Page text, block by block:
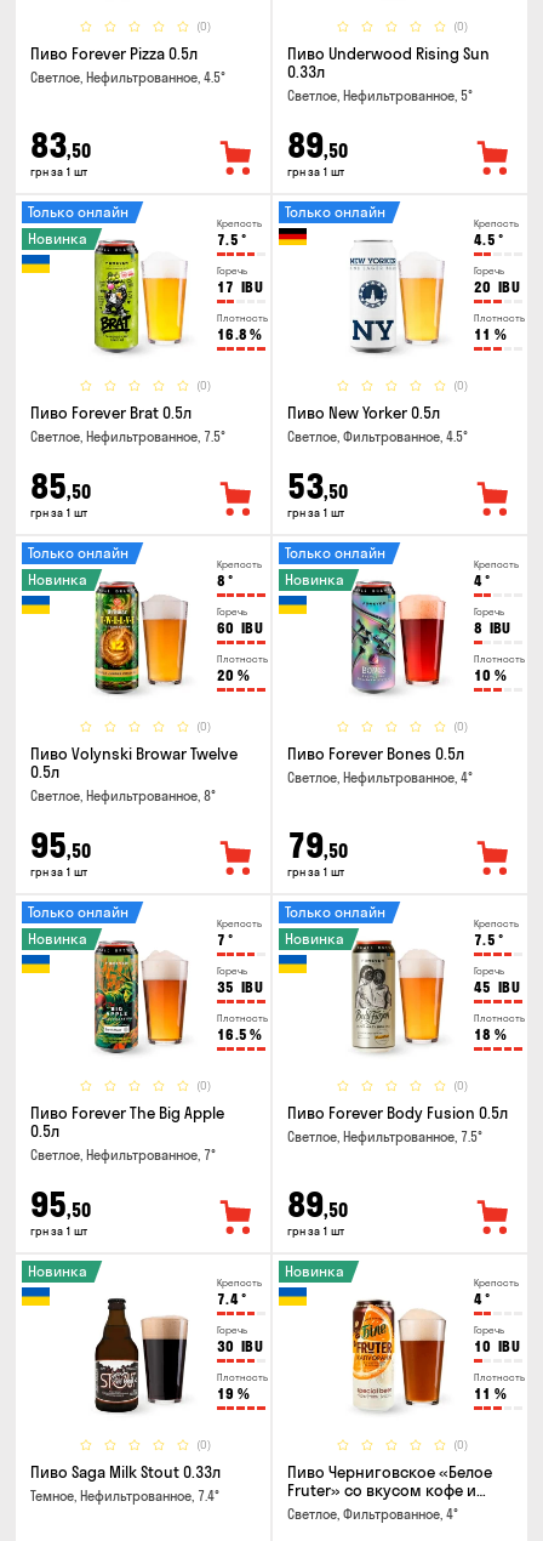
(0)
Пиво Forever Pizza 0.5л
Светлое, Нефильтрованное, 4.5°
83,50
грн за 1 шт
(0)
Пиво Underwood Rising Sun
0.33л
Светлое, Нефильтрованное, 5°
89,50
грн за 1 шт
Крепость
7.5 °
Горечь
17 IBU
Плотность
16.8 %
(0)
Только онлайн
Новинка
Пиво Forever Brat 0.5л
Светлое, Нефильтрованное, 7.5°
85,50
грн за 1 шт
Крепость
4.5 °
Горечь
20 IBU
Плотность
11 %
(0)
Только онлайн
Пиво New Yorker 0.5л
Светлое, Фильтрованное, 4.5°
53,50
грн за 1 шт
Крепость
8 °
Горечь
60 IBU
Плотность
20 %
(0)
Только онлайн
Новинка
Пиво Volynski Browar Twelve
0.5л
Светлое, Нефильтрованное, 8°
95,50
грн за 1 шт
Крепость
4°
Горечь
8 IBU
Плотность
10 %
(0)
Только онлайн
Новинка
Пиво Forever Bones 0.5л
Светлое, Нефильтрованное, 4°
79,50
грн за 1 шт
Крепость
7 °
Горечь
35 IBU
Плотность
16.5 %
(0)
Только онлайн
Новинка
Пиво Forever The Big Apple
0.5л
Светлое, Нефильтрованное, 7°
95,50
грн за 1 шт
Крепость
7.5 °
Горечь
45 IBU
Плотность
18 %
(0)
Только онлайн
Новинка
Пиво Forever Body Fusion 0.5л
Светлое, Нефильтрованное, 7.5°
89,50
грн за 1 шт
Крепость
7.4°
Горечь
30 IBU
Плотность
19 %
(0)
Новинка
Пиво Saga Milk Stout 0.33л
Темное, Нефильтрованное, 7.4°
Крепость
4°
Горечь
10 IBU
Плотность
11 %
(0)
Новинка
Пиво Черниговское «Белое
Fruter» со вкусом кофе и
апельсина 0.5 л
Светлое, Фильтрованное, 4°